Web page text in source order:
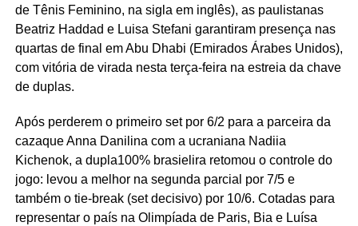
de Tênis Feminino, na sigla em inglês), as paulistanas
Beatriz Haddad e Luisa Stefani garantiram presença nas
quartas de final em Abu Dhabi (Emirados Árabes Unidos),
com vitória de virada nesta terça-feira na estreia da chave
de duplas.
Após perderem o primeiro set por 6/2 para a parceira da
cazaque Anna Danilina com a ucraniana Nadiia
Kichenok, a dupla100% brasielira retomou o controle do
jogo: levou a melhor na segunda parcial por 7/5 e
também o tie-break (set decisivo) por 10/6. Cotadas para
representar o país na Olimpíada de Paris, Bia e Luísa